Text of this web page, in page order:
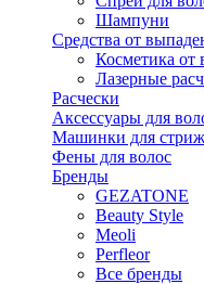
Шампуни
Средства от
Косметика от
Лазерные
Расчески
Аксессуары для
Машинки для
Фены для волос
Бренды
GEZATONE
Beauty Style
Meoli
Perfleor
Все бренды